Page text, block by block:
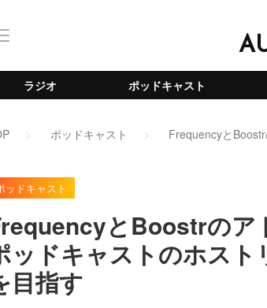
ラジオ ポッドキャスト
ポッドキャスト Frequencyと
ッドキャスト
とBoostrのア
ッドキャストのホスト
目指す